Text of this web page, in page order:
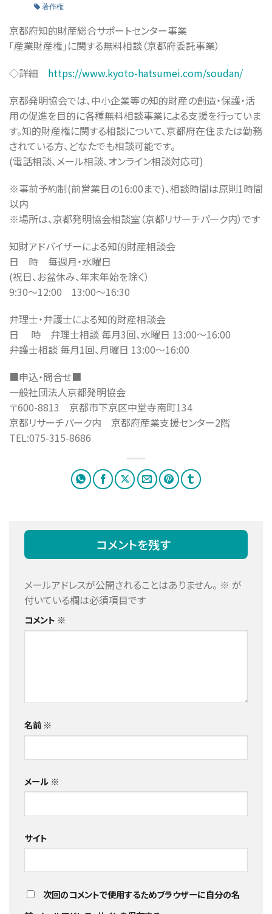
著作権
京都府知的財産総合サポートセンター事業
「産業財産権」に関する無料相談（京都府委託事業）
◇詳細 https://www.kyoto-hatsumei.com/soudan/
京都発明協会では、中小企業等の知的財産の創造・保護・活
用の促進を目的に各種無料相談事業による支援を行っていま
す。知的財産権に関する相談について、京都府在住または勤務
されている方、どなたでも相談可能です。
(電話相談、メール相談、オンライン相談対応可)
※事前予約制(前営業日の16:00まで)、相談時間は原則1時間
以内
※場所は、京都発明協会相談室（京都リサーチパーク内）です
知財アドバイザーによる知的財産相談会
日 時 毎週月・水曜日
(祝日、お盆休み、年末年始を除く）
9:30～12:00 13:00～16:30
弁理士・弁護士による知的財産相談会
日 時 弁理士相談 毎月3回、水曜日 13:00～16:00
弁護士相談 毎月1回、月曜日 13:00～16:00
■申込・問合せ■
一般社団法人京都発明協会
〒600-8813 京都市下京区中堂寺南町134
京都リサーチパーク内 京都府産業支援センター2階
TEL:075-315-8686
コメントを残す
メールアドレスが公開されることはありません。 ※ が
付いている欄は必須項目です
コメント ※
名前 ※
メール ※
サイト
次回のコメントで使用するためブラウザーに自分の名